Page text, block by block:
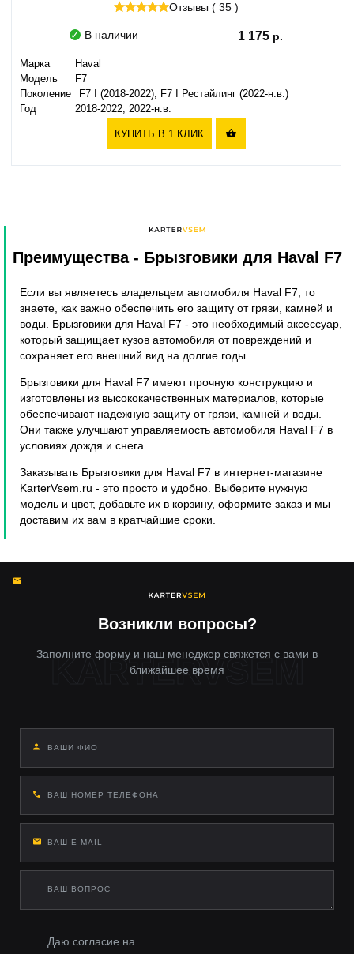
Отзывы ( 35 )
В наличии 1 175
Марка
Haval
Модель
F7
Поколение
F7 I (2018-2022), F7 I Рестайлинг (2022-н.в.)
Год
2018-2022, 2022-н.в.
КУПИТЬ В 1 КЛИК 
Преимущества- Брызговики для Haval F7
Если вы являетесь владельцем автомобиля Haval F7, то
знаете, как важно обеспечить его защиту от грязи, камней и
воды. Брызговики для Haval F7 - это необходимый аксессуар,
который защищает кузов автомобиля от повреждений и
сохраняет его внешний вид на долгие годы.
Брызговики для Haval F7 имеют прочную конструкцию и
изготовлены из высококачественных материалов, которые
обеспечивают надежную защиту от грязи, камней и воды.
Они также улучшают управляемость автомобиля Haval F7 в
условиях дождя и снега.
Заказывать Брызговики для Haval F7 в интернет-магазине
KarterVsem.ru - это просто и удобно. Выберите нужную
модель и цвет, добавьте их в корзину, оформите заказ и мы
доставим их вам в кратчайшие сроки.
Возникли вопросы?
Заполните форму и наш менеджер свяжется с вами в
ближайшее время
Даю согласие на